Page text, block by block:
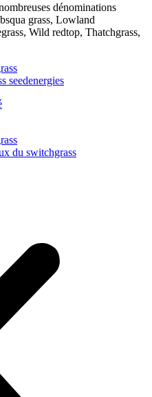
dénominations
grass, Lowland
Wild redtop, Thatchgrass,
seedenergies
du switchgrass